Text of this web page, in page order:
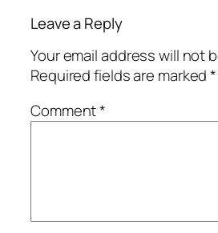
Leave a Reply
Your email address will not
Required fields are marked*
Comment*